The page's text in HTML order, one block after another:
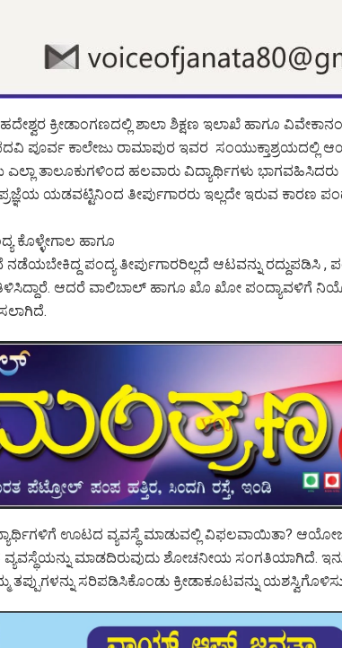
ಕ್ರೀಡಾಂಗಣದಲ್ಲಿ ಶಾಲಾ ಶಿಕ್ಷಣ ಇಲಾಖೆ ಹಾಗೂ
ಪೂರ್ವ ಕಾಲೇಜು ರಾಮಾಪುರ ಇವರ ಸಂಯುಕ್ತಾಶ್ರಯದಲ್ಲಿ
ಎಲ್ಲಾ ತಾಲೂಕುಗಳಿಂದ ಹಲವಾರು ವಿದ್ಯಾರ್ಥಿಗಳು
ಯಡವಟ್ಟಿನಿಂದ ತೀರ್ಪುಗಾರರು ಇಲ್ಲದೇ ಇರುವ ಕಾರಣ ಪಂದ್ಯ
ಕೊಳ್ಳೇಗಾಲ ಹಾಗೂ
ಪಂದ್ಯ ತೀರ್ಪುಗಾರರಿಲ್ಲದೆ ಆಟವನ್ನು ರದ್ದುಪಡಿಸಿ ,
ಆದರೆ ವಾಲಿಬಾಲ್ ಹಾಗೂ ಖೊ ಖೋ ಪಂದ್ಯಾವಳಿಗೆ
ಊಟದ ವ್ಯವಸ್ಥೆ ಮಾಡುವಲ್ಲಿ ವಿಫಲವಾಯಿತಾ?
ಮಾಡದಿರುವುದು ಶೋಚನೀಯ ಸಂಗತಿಯಾಗಿದೆ.
ಸರಿಪಡಿಸಿಕೊಂಡು ಕ್ರೀಡಾಕೂಟವನ್ನು